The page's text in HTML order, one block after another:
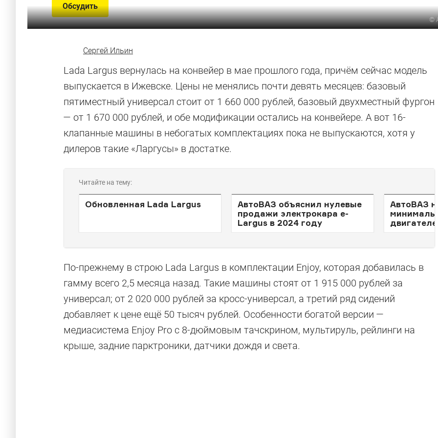
Обсудить
©
Сергей Ильин
Lada Largus вернулась на конвейер в мае прошлого года, причём сейчас модель
выпускается в Ижевске. Цены не менялись почти девять месяцев: базовый
пятиместный универсал стоит от 1 660 000 рублей, базовый двухместный фургон
— от 1 670 000 рублей, и обе модификации остались на конвейере. А вот 16-
клапанные машины в небогатых комплектациях пока не выпускаются, хотя у
дилеров такие «Ларгусы» в достатке.
Читайте на тему:
Обновленная Lada Largus
АвтоВАЗ объяснил нулевые
продажи электрокара e-
Largus в 2024 году
АвтоВАЗ
По-прежнему в строю Lada Largus в комплектации Enjoy, которая добавилась в
гамму всего 2,5 месяца назад. Такие машины стоят от 1 915 000 рублей за
универсал; от 2 020 000 рублей за кросс-универсал, а третий ряд сидений
добавляет к цене ещё 50 тысяч рублей. Особенности богатой версии —
медиасистема Enjoy Pro с 8-дюймовым тачскрином, мультируль, рейлинги на
крыше, задние парктроники, датчики дождя и света.